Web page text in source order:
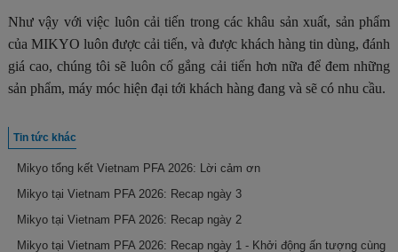
Như vậy với việc luôn cải tiến trong các khâu sản xuất, sản phẩm
của MIKYO luôn được cải tiến, và được khách hàng tin dùng, đánh
giá cao, chúng tôi sẽ luôn cố gắng cải tiến hơn nữa để đem những
sản phẩm, máy móc hiện đại tới khách hàng đang và sẽ có nhu cầu.
Tin tức khác
Mikyo tổng kết Vietnam PFA 2026: Lời cảm ơn
Mikyo tại Vietnam PFA 2026: Recap ngày 3
Mikyo tại Vietnam PFA 2026: Recap ngày 2
Mikyo tại Vietnam PFA 2026: Recap ngày 1 - Khởi động ấn tượng cùng